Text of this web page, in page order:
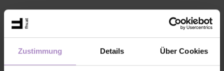
Zustimmung Details Über Cookies
Partnerunternehmen der FHV
Hinweis für das Studienjahr 2025/2026:
Leider sind derzeit
Partnerunternehmen mehr verfügbar.